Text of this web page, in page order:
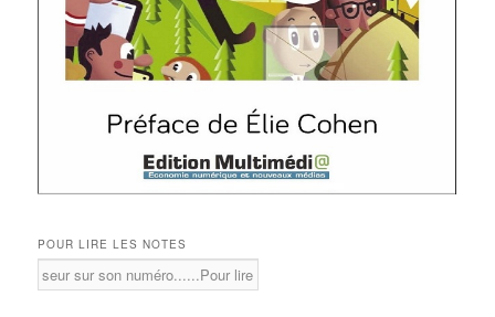
POUR LIRE LES NOTES